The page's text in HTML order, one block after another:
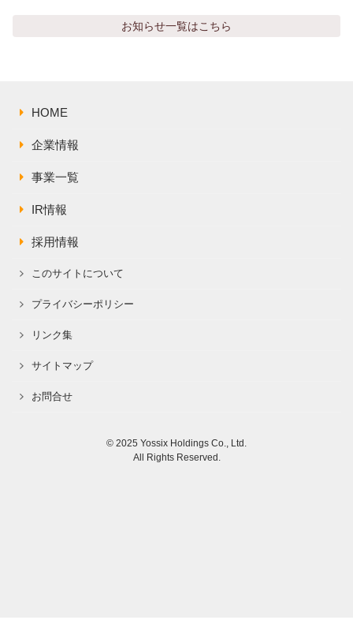
お知らせ一覧はこちら
HOME
企業情報
事業一覧
IR情報
採用情報
このサイトについて
プライバシーポリシー
リンク集
サイトマップ
お問合せ
© 2025 Yossix Holdings Co., Ltd.
All Rights Reserved.